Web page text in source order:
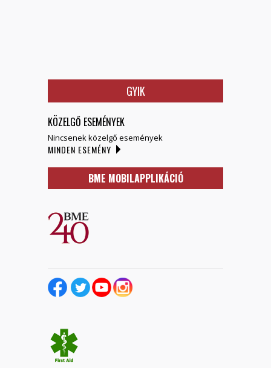
GYIK
KÖZELGŐ ESEMÉNYEK
Nincsenek közelgő események
MINDEN ESEMÉNY
BME MOBILAPPLIKÁCIÓ